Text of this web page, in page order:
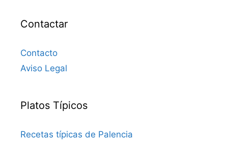
Contactar
Contacto
Aviso Legal
Platos Típicos
Recetas típicas de Palencia